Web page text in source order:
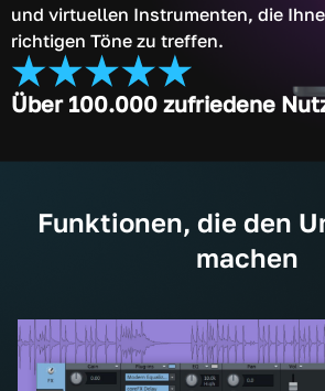
und virtuellen Instrumenten, die
richtigen Töne zu treffen.
Über 100.000 zufriedene
Funktionen, die den
machen